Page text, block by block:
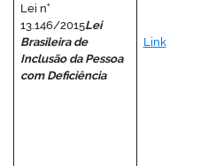
Lei n°
13.146/2015Lei
Brasileira de
Inclusão da Pessoa
com Deficiência
Link